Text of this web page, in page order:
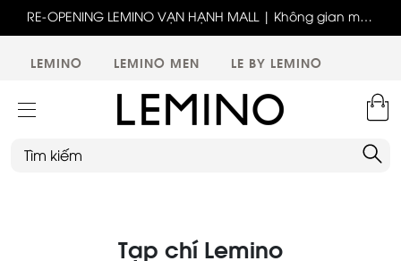
RE-OPENING LEMINO VẠN HẠNH MALL | Không gian mới,
trải nghiệm mới, ưu đãi tri ân đặc biệt
Bốn thế hệ - Một tinh thần thời trang cùng LEMINO
LEMINO LEMINO MEN LE BY LEMINO
Tạp chí Lemino